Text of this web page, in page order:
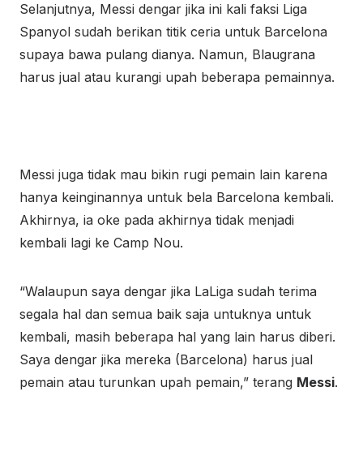
Selanjutnya, Messi dengar jika ini kali faksi Liga
Spanyol sudah berikan titik ceria untuk Barcelona
supaya bawa pulang dianya. Namun, Blaugrana
harus jual atau kurangi upah beberapa pemainnya.
Messi juga tidak mau bikin rugi pemain lain karena
hanya keinginannya untuk bela Barcelona kembali.
Akhirnya, ia oke pada akhirnya tidak menjadi
kembali lagi ke Camp Nou.
“Walaupun saya dengar jika LaLiga sudah terima
segala hal dan semua baik saja untuknya untuk
kembali, masih beberapa hal yang lain harus diberi.
Saya dengar jika mereka (Barcelona) harus jual
pemain atau turunkan upah pemain,” terang Messi.